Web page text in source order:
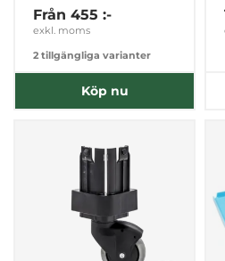
Från 455 :-
exkl. moms
2 tillgängliga varianter
Köp nu